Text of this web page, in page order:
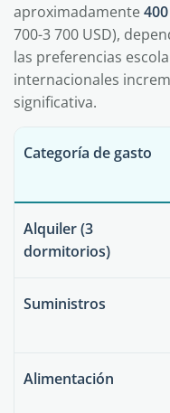
aproximadamente
700-3 700 USD),
las preferencias
internacionales
significativa.
Categoría de gasto
Alquiler (3
dormitorios)
Suministros
Alimentación